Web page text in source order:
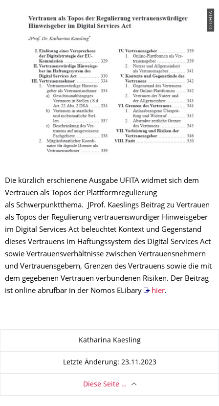
© UFITA
Die kürzlich erschienene Ausgabe UFITA widmet sich dem
Vertrauen als Topos der Plattformregulierung
als Schwerpunktthema. JProf. Kaeslings Beitrag zu Vertrauen
als Topos der Regulierung vertrauenswürdiger Hinweisgeber
im Digital Services Act beleuchtet Kontext und Gegenstand
dieses Vertrauens im Haftungssystem des Digital Services Act
sowie Vertrauensverhältnisse zwischen Vertrauensnehmern
und Vertrauensgebern, Grenzen des Vertrauens sowie die mit
dem gegebenen Vertrauen verbundenen Risiken. Der Beitrag
ist online abrufbar in der Nomos ELibary
hier.
Katharina Kaesling
Letzte Änderung: 23.11.2023
Diese Seite …